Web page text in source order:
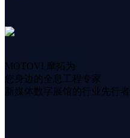
MOTOVI 摩拓为
您身边的全息工程专家
新媒体数字展馆的行业先行者